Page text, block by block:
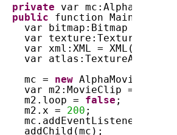
private
var
public
function Main() {
var bitmap:Bitmap =
var texture:Texture =
var xml:XML = XML(
var atlas:TextureAtlas =
mc = new AlphaMovieClip(
var m2:MovieClip =
m2.loop = false ;
m2.x = 200 ;
addChild(mc);